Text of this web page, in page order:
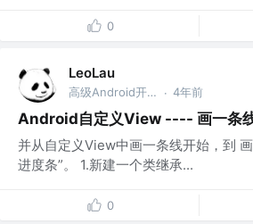
0
LeoLau
高级Android开发 @乾立享信息咨询（深圳）有限公司 · 4年前
Android自定义View ---- 画一条
并从自定义View中画一条线开始，到
进度条”。 1.新建一个类继承...
0